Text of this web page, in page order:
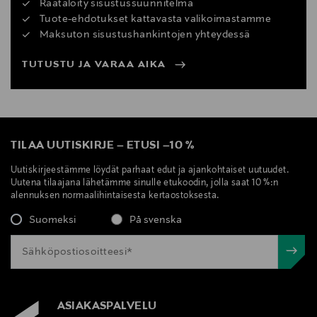
Räätälöity sisustussuunnitelma
Tuote-ehdotukset kattavasta valikoimastamme
Maksuton sisustushankintojen yhteydessä
TUTUSTU JA VARAA AIKA
TILAA UUTISKIRJE – ETUSI –10 %
Uutiskirjeestämme löydät parhaat edut ja ajankohtaiset uutuudet.
Uutena tilaajana lähetämme sinulle etukoodin, jolla saat 10 %:n
alennuksen normaalihintaisesta kertaostoksesta.
Suomeksi På svenska
ASIAKASPALVELU